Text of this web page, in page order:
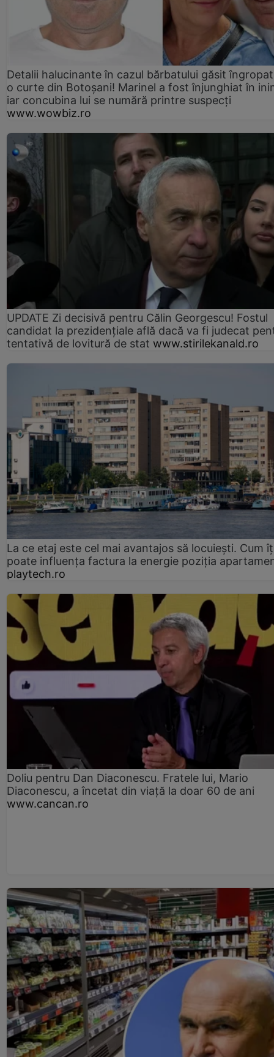
Detalii halucinante în cazul bărbatului găsit
o curte din Botoșani! Marinel a fost înjunghiat în
iar concubina lui se numără printre suspecți
www.wowbiz.ro
UPDATE Zi decisivă pentru Călin Georgescu! Fostul
candidat la prezidențiale află dacă va fi judecat
tentativă de lovitură de stat www.stirilekanald.ro
La ce etaj este cel mai avantajos să locuiești. Cum
poate influența factura la energie poziția
playtech.ro
Doliu pentru Dan Diaconescu. Fratele lui, Mario
Diaconescu, a încetat din viață la doar 60 de ani
www.cancan.ro